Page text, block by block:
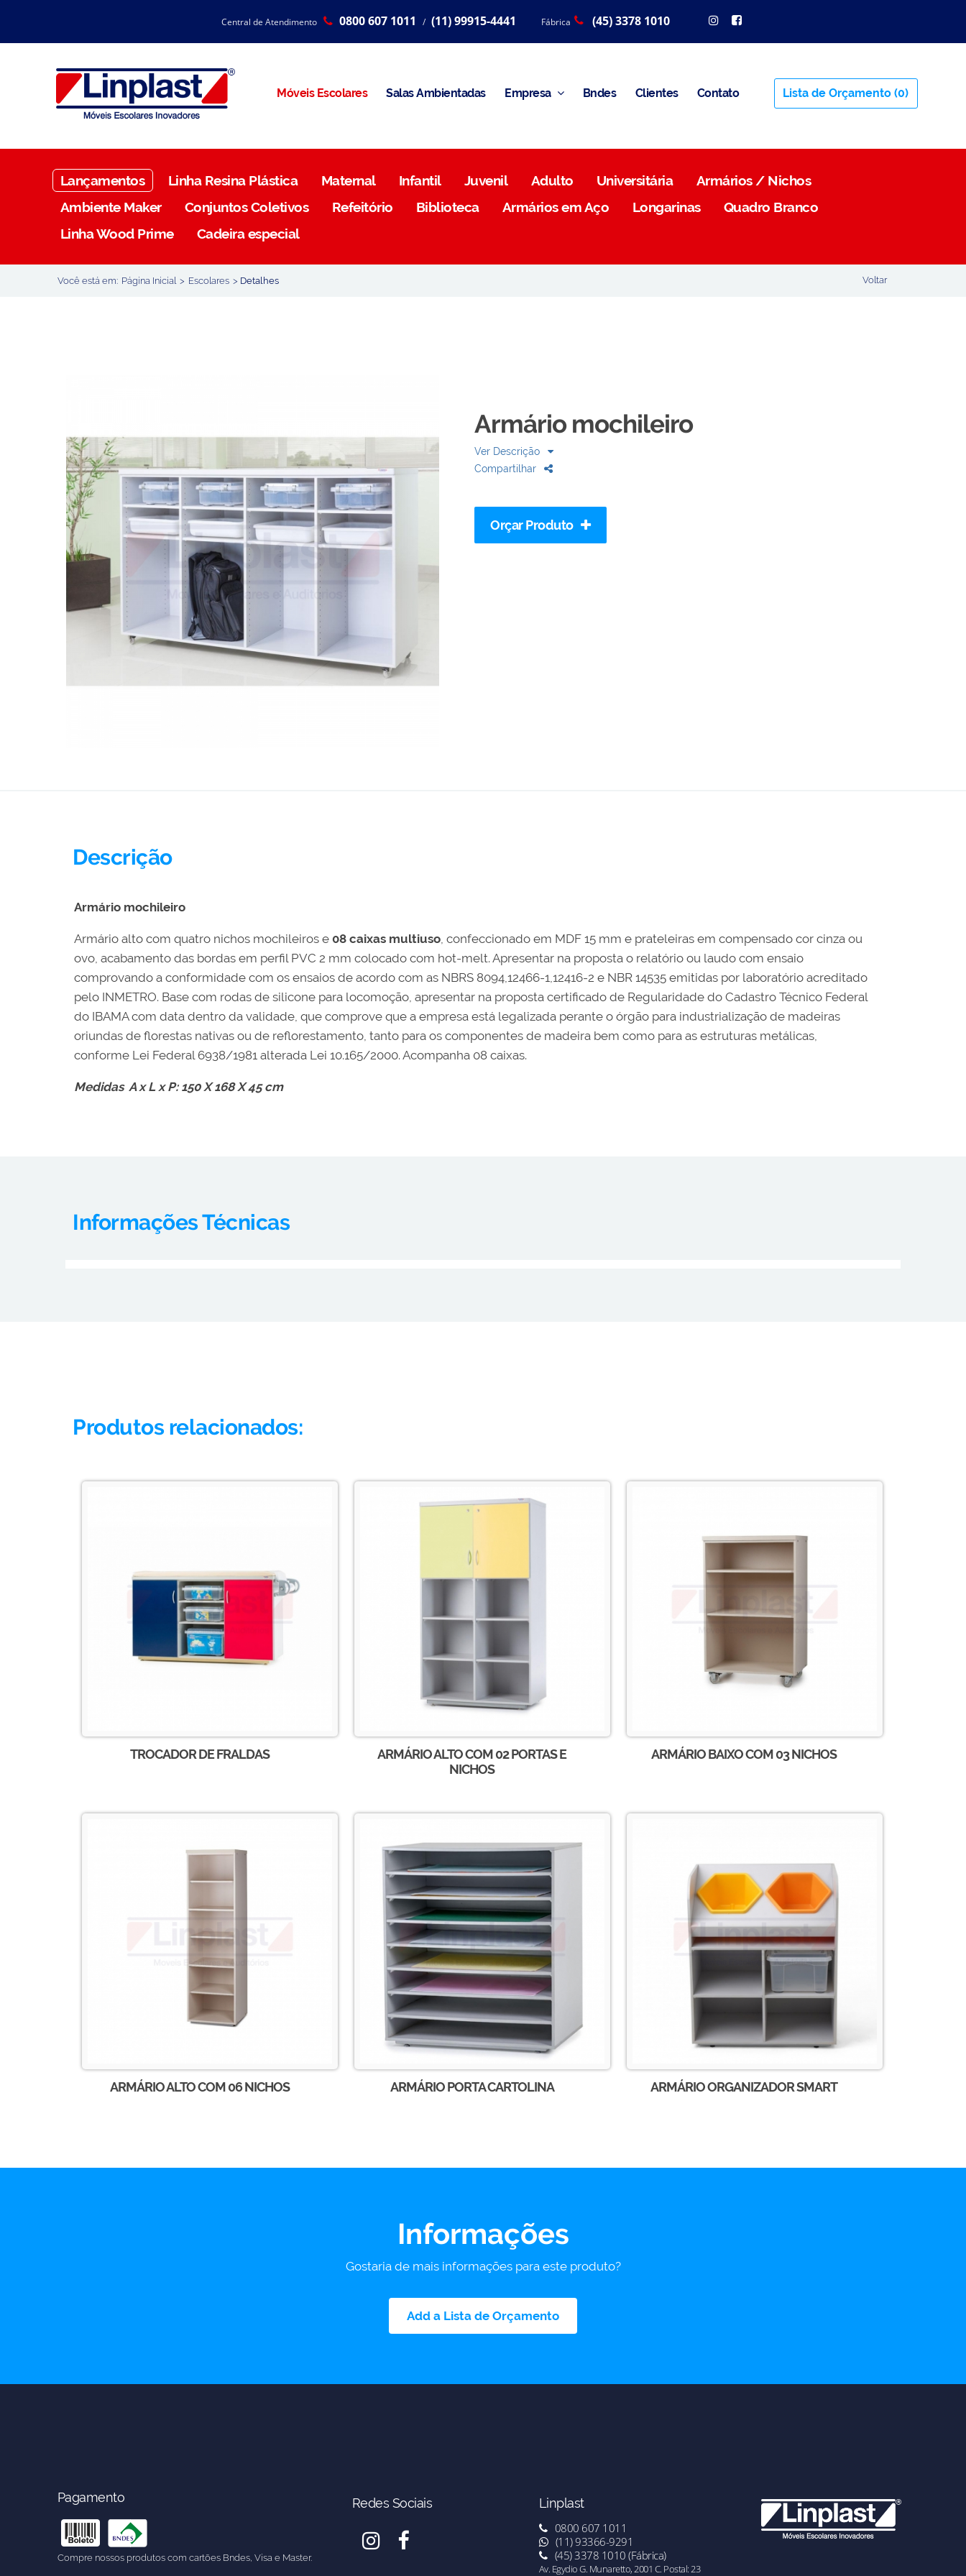
Central de Atendimento 0800 607 1011 / (11) 99915-4441 Fábrica (45) 3378 1010
Móveis Escolares Salas Ambientadas Empresa Bndes Clientes Contato Lista de Orçamento (0)
Lançamentos Linha Resina Plástica Maternal Infantil Juvenil Adulto Universitária
Armários / Nichos
Ambiente Maker
Conjuntos Coletivos Refeitório Biblioteca Armários em Aço Longarinas
Quadro Branco
Linha Wood Prime
Cadeira especial
Você está em: Página Inicial > Escolares > Detalhes Voltar
Armário mochileiro
Ver Descrição
Compartilhar
Orçar Produto
Descrição
Armário mochileiro
Armário alto com quatro nichos mochileiros e 08 caixas multiuso, confeccionado em MDF 15 mm e prateleiras em compensado cor cinza ou
ovo, acabamento das bordas em perfil PVC 2 mm colocado com hot-melt. Apresentar na proposta o relatório ou laudo com ensaio
comprovando a conformidade com os ensaios de acordo com as NBRS 8094,12466-1,12416-2 e NBR 14535 emitidas por laboratório acreditado
pelo INMETRO. Base com rodas de silicone para locomoção, apresentar na proposta certificado de Regularidade do Cadastro Técnico Federal
do IBAMA com data dentro da validade, que comprove que a empresa está legalizada perante o órgão para industrialização de madeiras
oriundas de florestas nativas ou de reflorestamento, tanto para os componentes de madeira bem como para as estruturas metálicas,
conforme Lei Federal 6938/1981 alterada Lei 10.165/2000. Acompanha 08 caixas.
Medidas A x L x P: 150 X 168 X 45 cm
Informações Técnicas
Produtos relacionados:
TROCADOR DE FRALDAS
ARMÁRIO ALTO COM 02 PORTAS E
NICHOS
ARMÁRIO BAIXO COM 03 NICHOS
ARMÁRIO ALTO COM 06 NICHOS ARMÁRIO PORTA CARTOLINA ARMÁRIO ORGANIZADOR SMART
Informações
Gostaria de mais informações para este produto?
Add a Lista de Orçamento
Pagamento
Compre nossos produtos com cartões Bndes, Visa e Master.
Redes Sociais Linplast
0800 607 1011
(11) 93366-9291
(45) 3378 1010 (Fábrica)
Av. Egydio G. Munaretto, 2001 C. Postal: 23
Linha Resina Plástica
Universitária
Armários / Nichos
Conjuntos Coletivos
Linha Wood Prime
Cadeira especial
SOBRE A EMPRESA